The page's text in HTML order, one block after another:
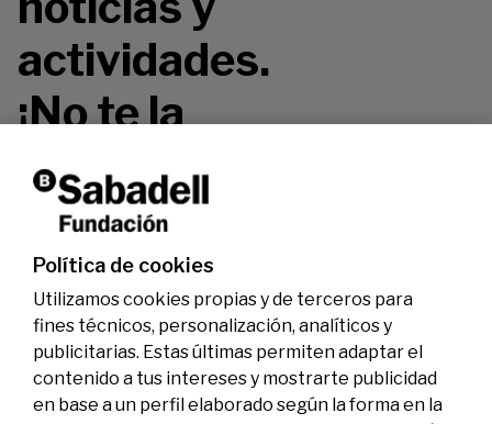
actividades.
¡No te la
pierdas!
Política de cookies
Utilizamos cookies propias y de terceros para
fines técnicos, personalización, analíticos y
publicitarias. Estas últimas permiten adaptar el
contenido a tus intereses y mostrarte publicidad
en base a un perfil elaborado según la forma en la